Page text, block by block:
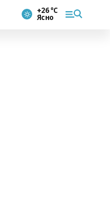
+26 °С
Ясно